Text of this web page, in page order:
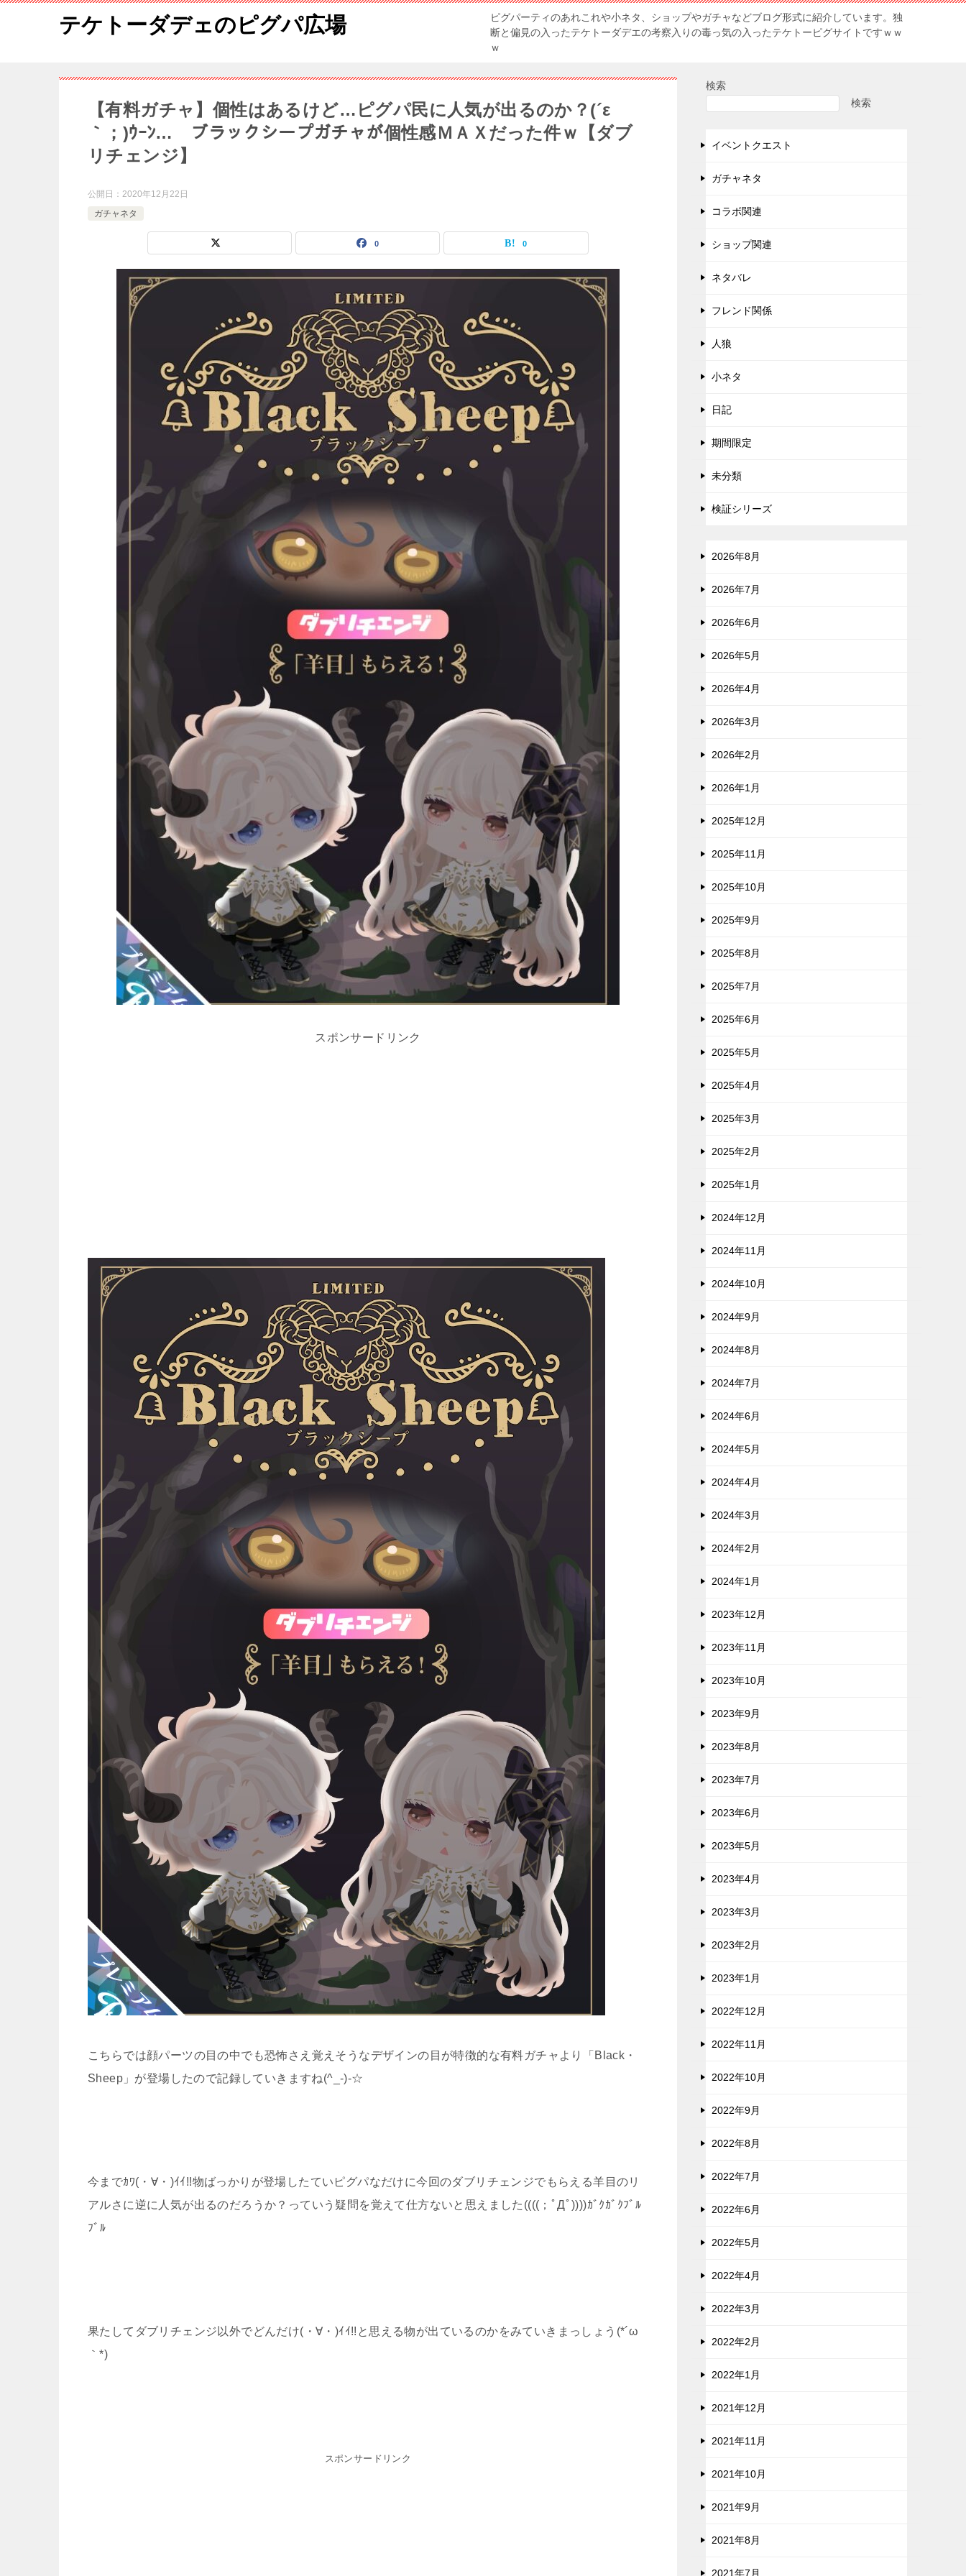
テケトーダデェのピグパ広場
ピグパーティのあれこれや小ネタ、ショップやガチャなどブログ形式に紹介しています。独
断と偏見の入ったテケトーダデエの考察入りの毒っ気の入ったテケトーピグサイトですｗｗ
ｗ
【有料ガチャ】個性はあるけど…ピグパ民に人気が出るのか？(´ε
｀；)ｳｰﾝ… ブラックシープガチャが個性感ＭＡＸだった件ｗ【ダブ
リチェンジ】
公開日： 2020年12月22日
ガチャネタ
0 0
スポンサードリンク
こちらでは顔パーツの目の中でも恐怖さえ覚えそうなデザインの目が特徴的な有料ガチャより「Black・
Sheep」が登場したので記録していきますね(^_-)-☆
今までｶﾜ(・∀・)ｲｲ!!物ばっかりが登場したていピグパなだけに今回のダブリチェンジでもらえる羊目のリ
アルさに逆に人気が出るのだろうか？っていう疑問を覚えて仕方ないと思えました((((；ﾟДﾟ))))ｶﾞｸｶﾞｸﾌﾞﾙ
ﾌﾞﾙ
果たしてダブリチェンジ以外でどんだけ(・∀・)ｲｲ!!と思える物が出ているのかをみていきまっしょう(*´ω
｀*)
スポンサードリンク
検索
検索
イベントクエスト
ガチャネタ
コラボ関連
ショップ関連
ネタバレ
フレンド関係
人狼
小ネタ
日記
期間限定
未分類
検証シリーズ
2026年8月
2026年7月
2026年6月
2026年5月
2026年4月
2026年3月
2026年2月
2026年1月
2025年12月
2025年11月
2025年10月
2025年9月
2025年8月
2025年7月
2025年6月
2025年5月
2025年4月
2025年3月
2025年2月
2025年1月
2024年12月
2024年11月
2024年10月
2024年9月
2024年8月
2024年7月
2024年6月
2024年5月
2024年4月
2024年3月
2024年2月
2024年1月
2023年12月
2023年11月
2023年10月
2023年9月
2023年8月
2023年7月
2023年6月
2023年5月
2023年4月
2023年3月
2023年2月
2023年1月
2022年12月
2022年11月
2022年10月
2022年9月
2022年8月
2022年7月
2022年6月
2022年5月
2022年4月
2022年3月
2022年2月
2022年1月
2021年12月
2021年11月
2021年10月
2021年9月
2021年8月
2021年7月